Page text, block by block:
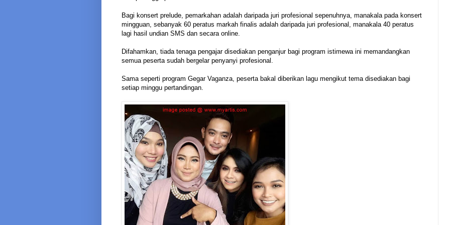
Bagi konsert prelude, pemarkahan adalah daripada juri profesional sepenuhnya, manakala pada konsert
mingguan, sebanyak 60 peratus markah finalis adalah daripada juri profesional, manakala 40 peratus
lagi hasil undian SMS dan secara online.
Difahamkan, tiada tenaga pengajar disediakan penganjur bagi program istimewa ini memandangkan
semua peserta sudah bergelar penyanyi profesional.
Sama seperti program Gegar Vaganza, peserta bakal diberikan lagu mengikut tema disediakan bagi
setiap minggu pertandingan.